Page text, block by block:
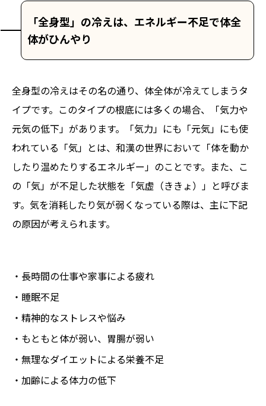
「全身型」の冷えは、エネルギー不足で体全
体がひんやり
全身型の冷えはその名の通り、体全体が冷えてしまうタ
イプです。このタイプの根底には多くの場合、「気力や
元気の低下」があります。「気力」にも「元気」にも使
われている「気」とは、和漢の世界において「体を動か
したり温めたりするエネルギー」のことです。また、こ
の「気」が不足した状態を「気虚（ききょ）」と呼びま
す。気を消耗したり気が弱くなっている際は、主に下記
の原因が考えられます。
・長時間の仕事や家事による疲れ
・睡眠不足
・精神的なストレスや悩み
・もともと体が弱い、胃腸が弱い
・無理なダイエットによる栄養不足
・加齢による体力の低下